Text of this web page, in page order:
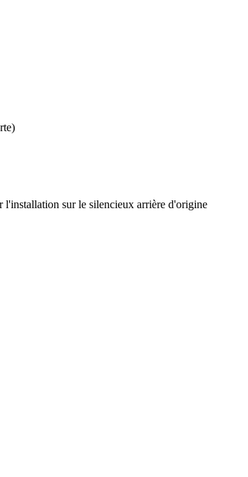
l'installation sur le silencieux arrière d'origine